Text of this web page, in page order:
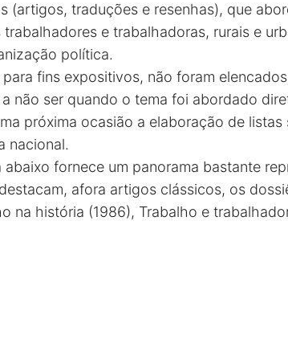
(artigos, traduções e resenhas), que
e trabalhadoras, rurais e
política.
fins expositivos, não foram
não ser quando o tema foi abordado
próxima ocasião a elaboração de
nacional.
abaixo fornece um panorama bastante
afora artigos clássicos, os
na história (1986), Trabalho e